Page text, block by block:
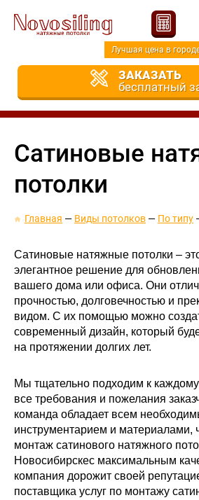
Лучшая цена в
ЗАКАЗАТЬ
бесплатный
Сатиновые
потолки
Главная Виды потолков По типу
Сатиновые натяжные потолки –
элегантное решение для
вашего дома или офиса. Они
прочностью, долговечностью и
видом. С их помощью можно
современный дизайн, который
на протяжении долгих лет.
Мы тщательно подходим к каждому
все требования и пожелания
команда обладает всем
инструментарием и материалами,
монтаж сатинового натяжного
Новосибирскес максимальным
компания дорожит своей
поставщика услуг по монтажу